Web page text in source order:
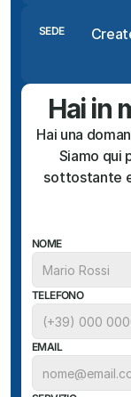
SEDE
Hai in
Hai una
Siamo qui
sottostante
NOME
TELEFONO
EMAIL